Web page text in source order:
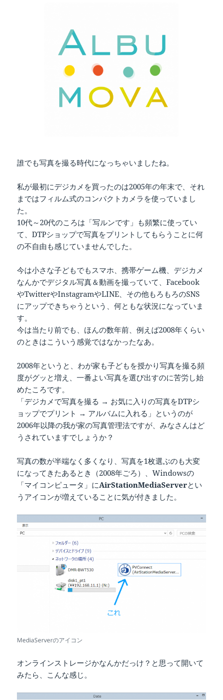
誰でも写真を撮る時代になっちゃいましたね。
私が最初にデジカメを買ったのは2005年の年末で、それ
まではフィルム式のコンパクトカメラを使っていまし
た。
10代～20代のころは「写ルンです」も頻繁に使ってい
て、DTPショップで写真をプリントしてもらうことに何
の不自由も感じていませんでした。
今は小さな子どもでもスマホ、携帯ゲーム機、デジカメ
なんかでデジタル写真＆動画を撮っていて、Facebook
やTwitterやInstagramやLINE、その他もろもろのSNS
にアップできちゃうという、何ともな状況になっていま
す。
今は当たり前でも、ほんの数年前、例えば2008年くらい
のときはこういう感覚ではなかったなあ。
2008年というと、わが家も子どもを授かり写真を撮る頻
度がグッと増え、一番よい写真を選び出すのに苦労し始
めたころです。
「デジカメで写真を撮る → お気に入りの写真をDTPシ
ョップでプリント → アルバムに入れる」というのが
2006年以降の我が家の写真管理法ですが、みなさんはど
うされていますでしょうか？
写真の数が半端なく多くなり、写真を1枚選ぶのも大変
になってきたあるとき（2008年ごろ）、Windowsの
「マイコンピュータ」にAirStationMediaServerとい
うアイコンが増えていることに気が付きました。
MediaServerのアイコン
オンラインストレージかなんかだっけ？と思って開いて
みたら、こんな感じ。